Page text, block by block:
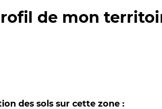
de mon
des sols sur cette zone :